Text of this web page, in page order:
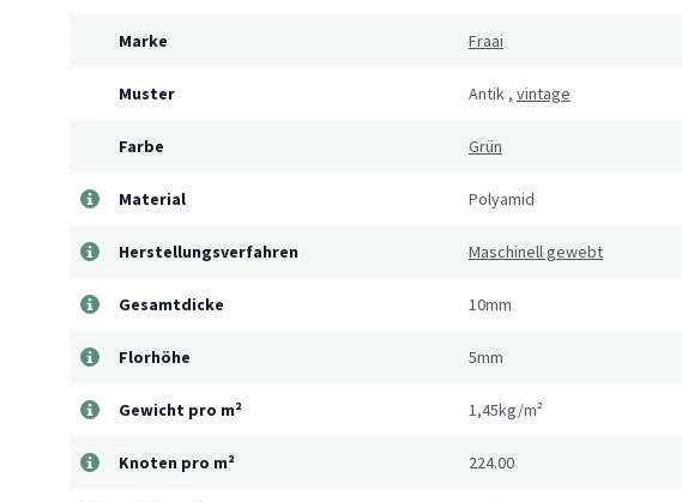
Marke Fraai
Muster Antik , vintage
Farbe Grün
Material Polyamid
Herstellungsverfahren Maschinell gewebt
Gesamtdicke 10mm
Florhöhe 5mm
Gewicht pro m² 1,45kg/m²
Knoten pro m² 224.00